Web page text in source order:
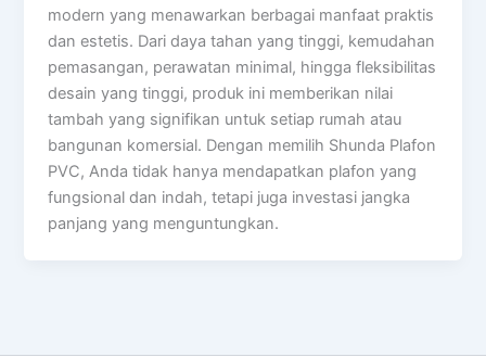
modern yang menawarkan berbagai manfaat praktis
dan estetis. Dari daya tahan yang tinggi, kemudahan
pemasangan, perawatan minimal, hingga fleksibilitas
desain yang tinggi, produk ini memberikan nilai
tambah yang signifikan untuk setiap rumah atau
bangunan komersial. Dengan memilih Shunda Plafon
PVC, Anda tidak hanya mendapatkan plafon yang
fungsional dan indah, tetapi juga investasi jangka
panjang yang menguntungkan.